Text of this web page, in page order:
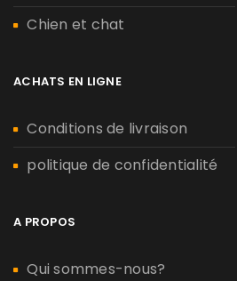
Chien et chat
ACHATS EN LIGNE
Conditions de livraison
politique de confidentialité
A PROPOS
Qui sommes-nous?